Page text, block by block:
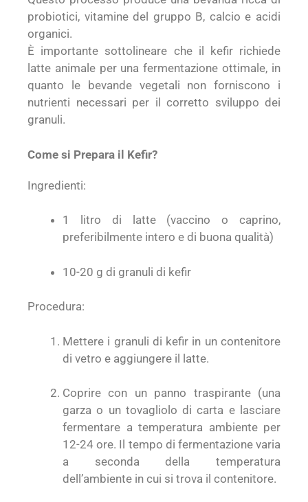
probiotici, vitamine del gruppo B, calcio e acidi
organici.
È importante sottolineare che il kefir richiede
latte animale per una fermentazione ottimale, in
quanto le bevande vegetali non forniscono i
nutrienti necessari per il corretto sviluppo dei
granuli.
Come si Prepara il Kefir?
Ingredienti:
1 litro di latte (vaccino o caprino,
preferibilmente intero e di buona qualità)
10-20 g di granuli di kefir
Procedura:
Mettere i granuli di kefir in un contenitore
di vetro e aggiungere il latte.
Coprire con un panno traspirante (una
garza o un tovagliolo di carta e lasciare
fermentare a temperatura ambiente per
12-24 ore. Il tempo di fermentazione varia
a seconda della temperatura
dell’ambiente in cui si trova il contenitore.